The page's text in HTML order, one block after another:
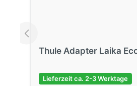
Thule Adapter Laika
Lieferzeit ca. 2-3 Werktage